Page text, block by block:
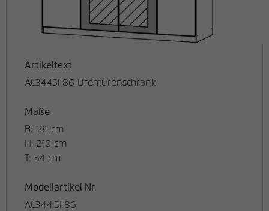
Artikeltext
AC3445F86 Drehtürenschrank
Maße
B: 181 cm
H: 210 cm
T: 54 cm
Modellartikel Nr.
AC344.5F86